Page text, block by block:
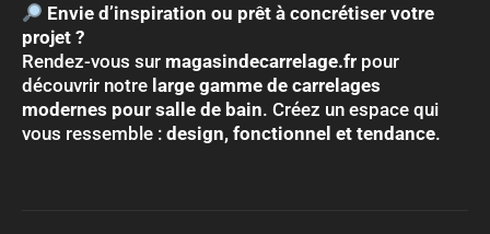
Envie d’inspiration ou prêt à concrétiser votre
projet ?
Rendez-vous sur magasindecarrelage.fr pour
découvrir notre large gamme de carrelages
modernes pour salle de bain. Créez un espace qui
vous ressemble : design, fonctionnel et tendance.